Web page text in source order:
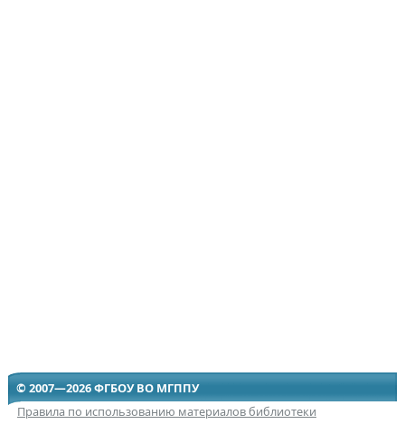
© 2007—2026 ФГБОУ ВО МГППУ
Правила по использованию материалов библиотеки